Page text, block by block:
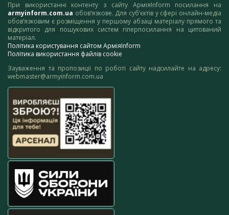
При використанні контенту з сайту АрміяInform посилання на
armyinform.com.ua обов’язкове. Для суб’єктів у сфері онлайн-медіа
обов’язковим є розміщення у першому абзаці матеріалу прямого та
відкритого для пошукових систем гіперпосилання на цитований
матеріал.
Політика користування сайтом АрміяInform
Політика використання файлів cookie
Зауваження та пропозиції по роботі сайту надсилайте на адресу:
webmaster@armyinform.com.ua